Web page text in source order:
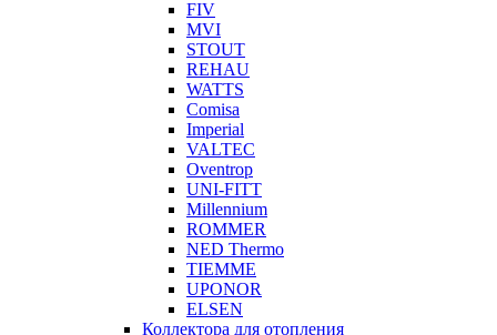
FIV
MVI
STOUT
REHAU
WATTS
Comisa
Imperial
VALTEC
Oventrop
UNI-FITT
Millennium
ROMMER
NED Thermo
TIEMME
UPONOR
ELSEN
Коллектора для отопления